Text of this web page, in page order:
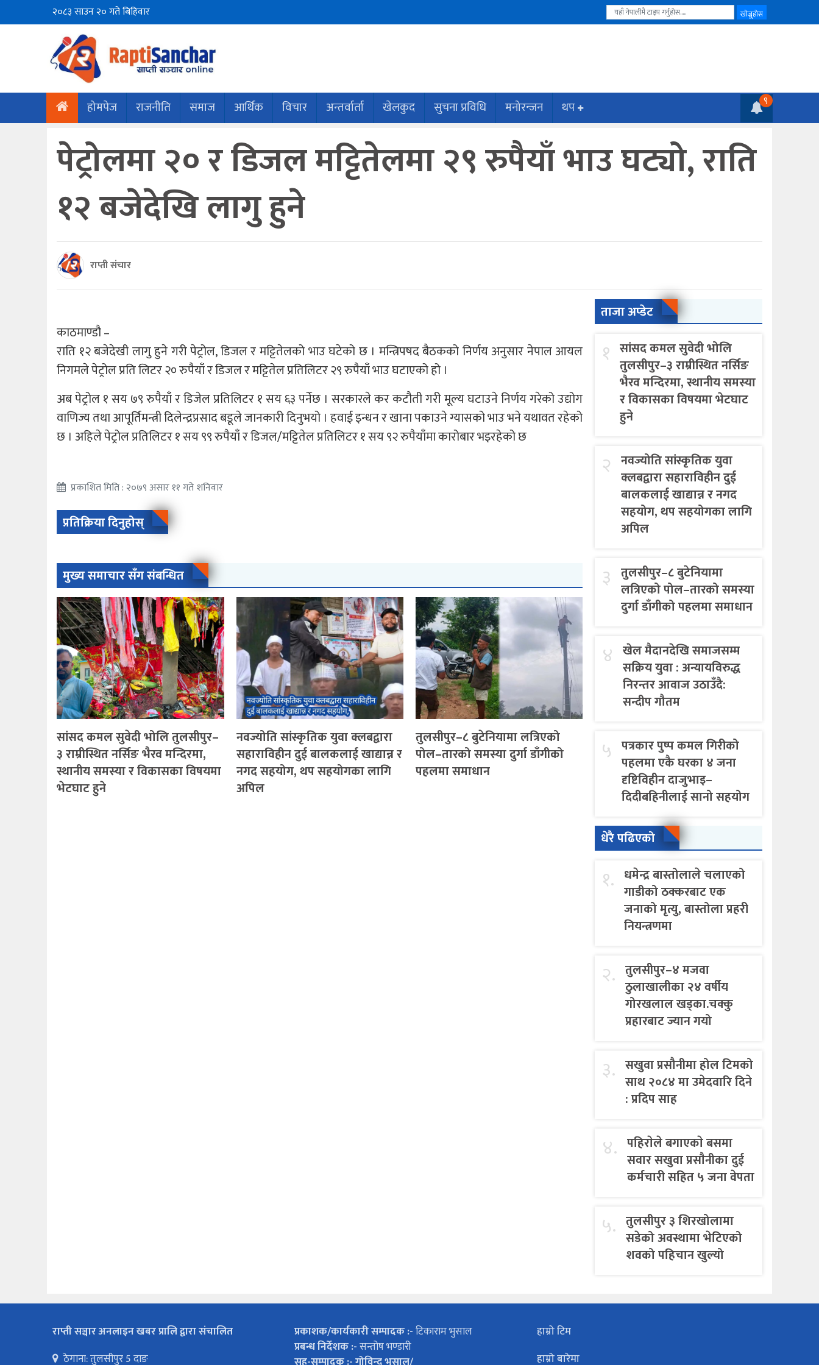
२०८३ साउन २० गते बिहिवार
होमपेज राजनीति समाज आर्थिक विचार अन्तर्वार्ता खेलकुद सुचना प्रविधि मनोरन्जन थप ९
पेट्रोलमा २० र डिजल मट्टितेलमा २९ रुपैयाँ भाउ घट्यो, राति
१२ बजेदेखि लागु हुने
राप्ती संचार
काठमाण्डाै –
राति १२ बजेदेखी लागु हुने गरी पेट्रोल, डिजल र मट्टितेलको भाउ घटेको छ । मन्त्रिपषद बैठकको निर्णय अनुसार नेपाल आयल
निगमले पेट्रोल प्रति लिटर २० रुपैयाँ र डिजल र मट्टितेल प्रतिलिटर २९ रुपैयाँ भाउ घटाएको हो ।
अब पेट्रोल १ सय ७९ रुपैयाँ र डिजेल प्रतिलिटर १ सय ६३ पर्नेछ । सरकारले कर कटौती गरी मूल्य घटाउने निर्णय गरेको उद्योग
वाणिज्य तथा आपूर्तिमन्त्री दिलेन्द्रप्रसाद बडूले जानकारी दिनुभयो । हवाई इन्धन र खाना पकाउने ग्यासको भाउ भने यथावत रहेको
छ । अहिले पेट्रोल प्रतिलिटर १ सय ९९ रुपैयाँ र डिजल/मट्टितेल प्रतिलिटर १ सय ९२ रुपैयाँमा कारोबार भइरहेको छ
प्रकाशित मिति : २०७९ असार ११ गते शनिवार
प्रतिक्रिया दिनुहोस्
मुख्य समाचार सँग संबन्धित
सांसद कमल सुवेदी भोलि तुलसीपुर–
३ राम्रीस्थित नर्सिङ भैरव मन्दिरमा,
स्थानीय समस्या र विकासका विषयमा
भेटघाट हुने
नवज्योति सांस्कृतिक युवा क्लबद्वारा
सहाराविहीन दुई बालकलाई खाद्यान्न र
नगद सहयोग, थप सहयोगका लागि
अपिल
तुलसीपुर–८ बुटेनियामा लत्रिएको
पोल–तारको समस्या दुर्गा डाँगीको
पहलमा समाधान
ताजा अप्डेट
१ सांसद कमल सुवेदी भोलि
तुलसीपुर–३ राम्रीस्थित नर्सिङ
भैरव मन्दिरमा, स्थानीय समस्या
र विकासका विषयमा भेटघाट
हुने
२ नवज्योति सांस्कृतिक युवा
क्लबद्वारा सहाराविहीन दुई
बालकलाई खाद्यान्न र नगद
सहयोग, थप सहयोगका लागि
अपिल
३ तुलसीपुर–८ बुटेनियामा
लत्रिएको पोल–तारको समस्या
दुर्गा डाँगीको पहलमा समाधान
४ खेल मैदानदेखि समाजसम्म
सक्रिय युवा : अन्यायविरुद्ध
निरन्तर आवाज उठाउँदै:
सन्दीप गौतम
५ पत्रकार पुष्प कमल गिरीको
पहलमा एकै घरका ४ जना
दृष्टिविहीन दाजुभाइ–
दिदीबहिनीलाई सानो सहयोग
धेरै पढिएको
१. धमेन्द्र बास्तोलाले चलाएको
गाडीको ठक्करबाट एक
जनाको मृत्यु, बास्तोला प्रहरी
नियन्त्रणमा
२. तुलसीपुर–४ मजवा
ठुलाखालीका २४ वर्षीय
गोरखलाल खड्का.चक्कु
प्रहारबाट ज्यान गयो
३. सखुवा प्रसौनीमा होल टिमको
साथ २०८४ मा उमेदवारि दिने
: प्रदिप साह
४. पहिराेले बगाएकाे बसमा
सवार सखुवा प्रसाैनीका दुई
कर्मचारी सहित ५ जना वेपता
५. तुलसीपुर ३ शिरखोलामा
सडेको अवस्थामा भेटिएको
शवको पहिचान खुल्यो
राप्ती सञ्चार अनलाइन खबर प्रालि द्वारा संचालित
ठेगाना: तुलसीपुर 5 दाङ
प्रकाशक/कार्यकारी सम्पादक :-टिकाराम भुसाल
प्रबन्ध निर्देशक :-सन्तोष भण्डारी
हाम्रो टिम
हाम्रो बारेमा